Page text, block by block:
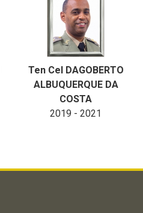
Ten Cel DAGOBERTO
ALBUQUERQUE DA
COSTA
2019 - 2021